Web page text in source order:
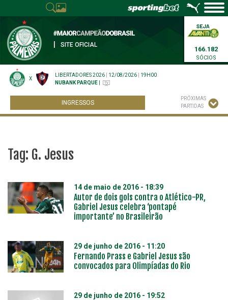
SITE OFICIAL
166.182
SÓCIOS
X
LIBERTADORES 2026 12/08/2026
19H00
NUBANK PARQUE
INGRESSOS
PRÓXIMAS
PARTIDAS
Tag: G. Jesus
14 de maio de 2016 - 18:39
Autor de dois gols contra o Atlético-PR,
Gabriel Jesus celebra ‘pontapé
importante’ no Brasileirão
29 de junho de 2016 - 11:20
Fernando Prass e Gabriel Jesus são
convocados para Olimpíadas do Rio
29 de junho de 2016 - 19:52